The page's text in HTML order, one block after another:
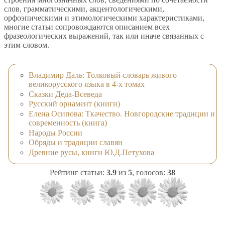
слов, грамматическими, акцентологическими,
орфоэпическими и этимологическими характеристиками,
многие статьи сопровождаются описанием всех
фразеологических выражений, так или иначе связанных с
этим словом.
Владимир Даль: Толковый словарь живого
великорусского языка в 4-х томах
Сказки Деда-Всеведа
Русский орнамент (книги)
Елена Осипова: Ткачество. Новгородские традиции и
современность (книга)
Народы России
Обряды и традиции славян
Древние русы, книги Ю.Д.Петухова
Рейтинг статьи: 3.9 из 5, голосов: 38